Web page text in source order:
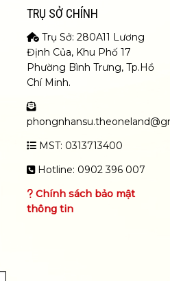
TRỤ SỞ CHÍNH
Trụ Sở: 280A11 Lương
Định Của, Khu Phố 17
Phường Bình Trưng, Tp.Hồ
Chí Minh.
MST: 0313713400
Hotline: 0902 396 007
Chính sách bảo mật
thông tin